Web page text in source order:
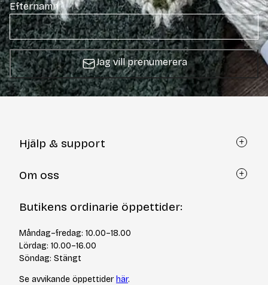
Efternamn
Jag vill prenumerera
Hjälp & support
Återköp via formulär
Frågor och svar
Integritetspolicy
Om oss
Kurser & events
Tips & tekniker
Varumärken
Jobba hos oss
Butikens ordinarie öppettider:
Måndag–fredag: 10.00–18.00
Lördag: 10.00–16.00
Söndag: Stängt
Se avvikande öppettider här.